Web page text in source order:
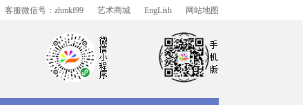
客服微信号：zhmkf99 艺术商城 EngLish 网站地图